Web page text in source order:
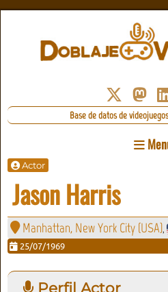
Base de datos de
Actor
Jason Harris
Manhattan, New York City (USA),
25/07/1969
Perfil Actor